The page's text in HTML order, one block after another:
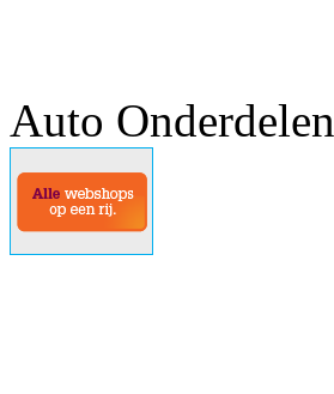
Auto Onderdelen